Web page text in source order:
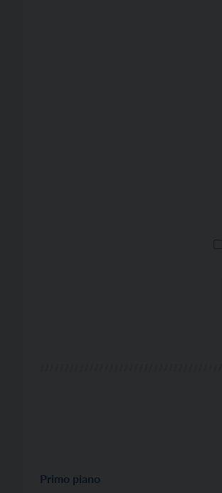
Primo piano